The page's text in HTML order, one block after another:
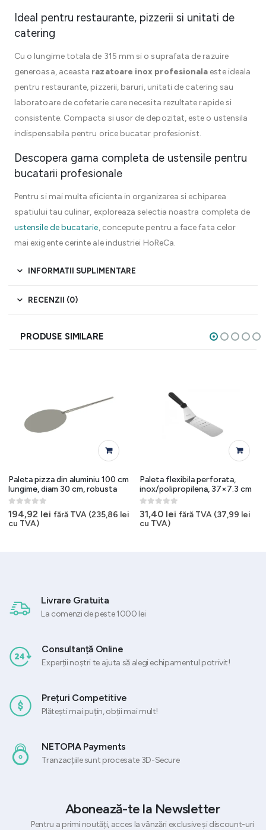
Ideal pentru restaurante, pizzerii si unitati de
catering
Cu o lungime totala de 315 mm si o suprafata de razuire
generoasa, aceasta razatoare inox profesionala este ideala
pentru restaurante, pizzerii, baruri, unitati de catering sau
laboratoare de cofetarie care necesita rezultate rapide si
consistente. Compacta si usor de depozitat, este o ustensila
indispensabila pentru orice bucatar profesionist.
Descopera gama completa de ustensile pentru
bucatarii profesionale
Pentru si mai multa eficienta in organizarea si echiparea
spatiului tau culinar, exploreaza selectia noastra completa de
ustensile de bucatarie, concepute pentru a face fata celor
mai exigente cerinte ale industriei HoReCa.
INFORMATII SUPLIMENTARE
RECENZII (0)
PRODUSE SIMILARE
Paleta pizza din aluminiu 100 cm
lungime, diam 30 cm, robusta
0out of 5
194,92 lei fără TVA (235,86 lei
cu TVA)
Paleta flexibila perforata,
inox/polipropilena, 37×7.3 cm
0out of 5
31,40 lei fără TVA (37,99 lei
cu TVA)
Livrare Gratuita
La comenzi de peste 1000 lei
Consultanță Online
Experții noștri te ajuta să alegi echipamentul potrivit!
Prețuri Competitive
Plătești mai puțin, obții mai mult!
NETOPIA Payments
Tranzacțiile sunt procesate 3D-Secure
Abonează-te la Newsletter
Pentru a primi noutăți, acces la vânzări exclusive și discount-uri